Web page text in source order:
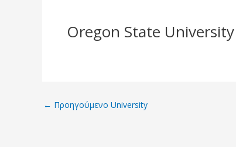
Oregon State University
← Προηγούμενο University